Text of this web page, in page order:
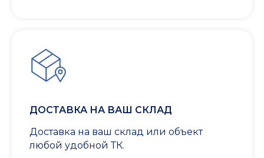
ДОСТАВКА НА ВАШ СКЛАД
Доставка на ваш склад или объект
любой удобной ТК.